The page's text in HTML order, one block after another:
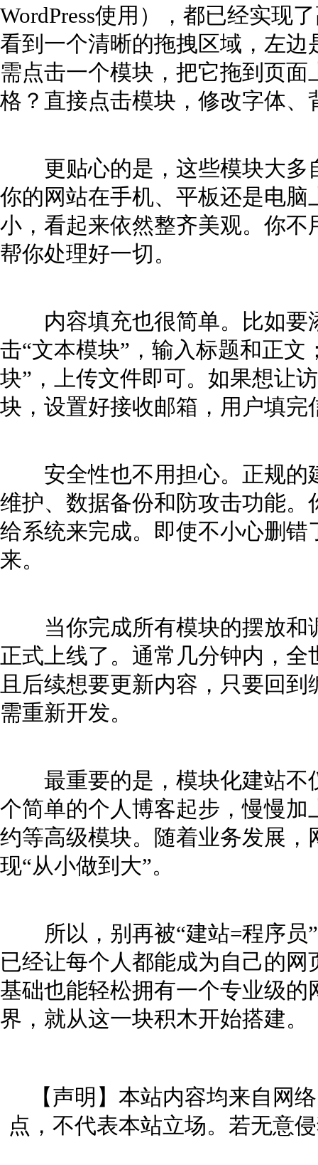
WordPress使用），都已经实现
看到一个清晰的拖拽区域，左
需点击一个模块，把它拖到页
格？直接点击模块，修改字体
更贴心的是，这些模块大多
你的网站在手机、平板还是电
小，看起来依然整齐美观。你
帮你处理好一切。
内容填充也很简单。比如要
击“文本模块”，输入标题和正
块”，上传文件即可。如果想让
块，设置好接收邮箱，用户填
安全性也不用担心。正规的
维护、数据备份和防攻击功能
给系统来完成。即使不小心删
来。
当你完成所有模块的摆放和
正式上线了。通常几分钟内，
且后续想要更新内容，只要回
需重新开发。
最重要的是，模块化建站不
个简单的个人博客起步，慢慢
约等高级模块。随着业务发展
现“从小做到大”。
所以，别再被“建站=程序员”
已经让每个人都能成为自己的
基础也能轻松拥有一个专业级
界，就从这一块积木开始搭建。
【声明】本站内容均来自网
点，不代表本站立场。若无意